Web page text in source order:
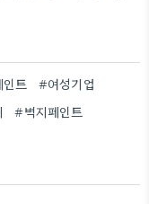
트
#여성기업
#벽지페인트